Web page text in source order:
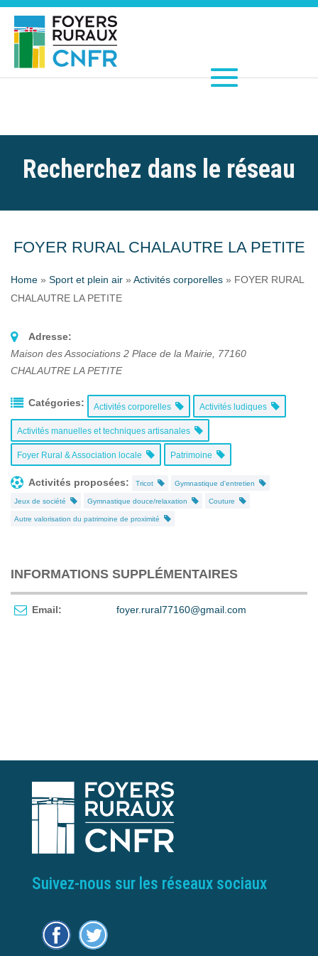
Recherchez dans le réseau
FOYER RURAL CHALAUTRE LA PETITE
Home » Sport et plein air » Activités corporelles » FOYER RURAL
CHALAUTRE LA PETITE
Adresse:
Maison des Associations 2 Place de la Mairie 77160
CHALAUTRE LA PETITE
Catégories: Activités corporelles Activités ludiques
Activités manuelles et techniques artisanales
Foyer Rural & Association locale Patrimoine
Activités proposées: Tricot Gymnastique d'entretien
Jeux de société Gymnastique douce/relaxation Couture
Autre valorisation du patrimoine de proximité
INFORMATIONS SUPPLÉMENTAIRES
Email: foyer.rural77160@gmail.com
Suivez-nous sur les réseaux sociaux